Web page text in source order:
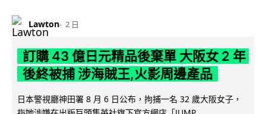
Lawton 2 日
訂購 43 億日元精品後棄單 大阪女 2 年
後終被捕 涉海賊王,火影周邊產品
日本警視廳神田署 8 月 6 日公布，拘捕一名 32 歲大阪女子，